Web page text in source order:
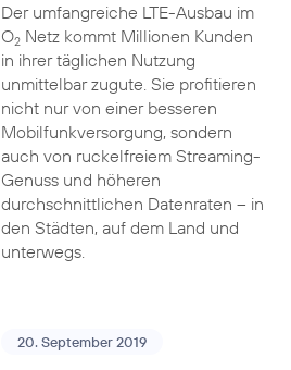
Der umfangreiche LTE-Ausbau im
O2Netz kommt Millionen Kunden
in ihrer täglichen Nutzung
unmittelbar zugute. Sie profitieren
nicht nur von einer besseren
Mobilfunkversorgung, sondern
auch von ruckelfreiem Streaming-
Genuss und höheren
durchschnittlichen Datenraten – in
den Städten, auf dem Land und
unterwegs.
20. September 2019